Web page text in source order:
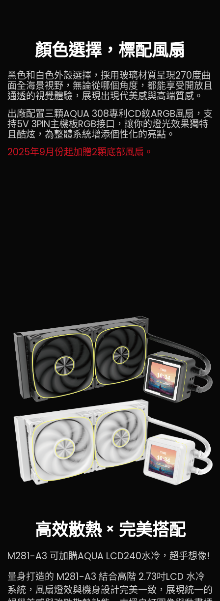
顏色選擇，標配風扇
黑色和白色外殼選擇，採用玻璃材質呈現270度曲
面全海景視野，無論從哪個角度，都能享受開放且
通透的視覺體驗，展現出現代美感與高端質感。
出廠配置三顆AQUA 308專利CD紋ARGB風扇，支
持5V 3PIN主機板RGB接口，讓你的燈光效果獨特
且酷炫，為整體系統增添個性化的亮點。
2025年9月份起加贈2顆底部風扇。
高效散熱 × 完美搭配
M281-A3 可加購AQUA LCD240水冷，超乎想像!
量身打造的 M281-A3 結合高階 2.73吋LCD 水冷
系統，風扇燈效與機身設計完美一致，展現統一的